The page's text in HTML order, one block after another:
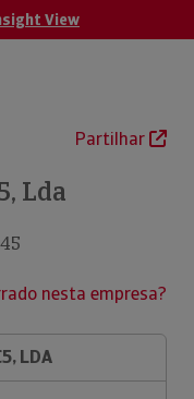
View
Partilhar
Lda
nesta empresa?
LDA